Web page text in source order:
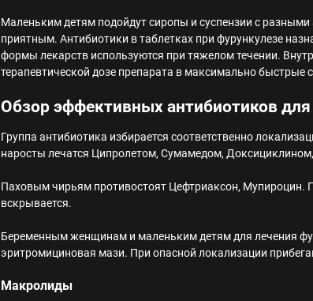
Маленьким детям подойдут сиропы и суспензии с
приятным. Антибиотики в таблетках при фурункулезе
формы лекарств используются при тяжелом течении.
терапевтической дозе препарата в максимально быстрые
Обзор эффективных антибиотиков для
Группа антибиотика избирается соответственно
наросты лечатся Ципролетом, Сумамедом,
Паховым чирьям противостоят Цефтриаксон, Мупироцин.
вскрывается.
Беременным женщинам и маленьким детям для лечения
эритромициновая мази. При опасной локализации
Макролиды